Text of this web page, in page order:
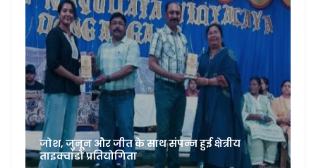
जोश, जुनून और जीत के साथ संपन्न हुई क्षेत्रीय
ताइक्वांडो प्रतियोगिता